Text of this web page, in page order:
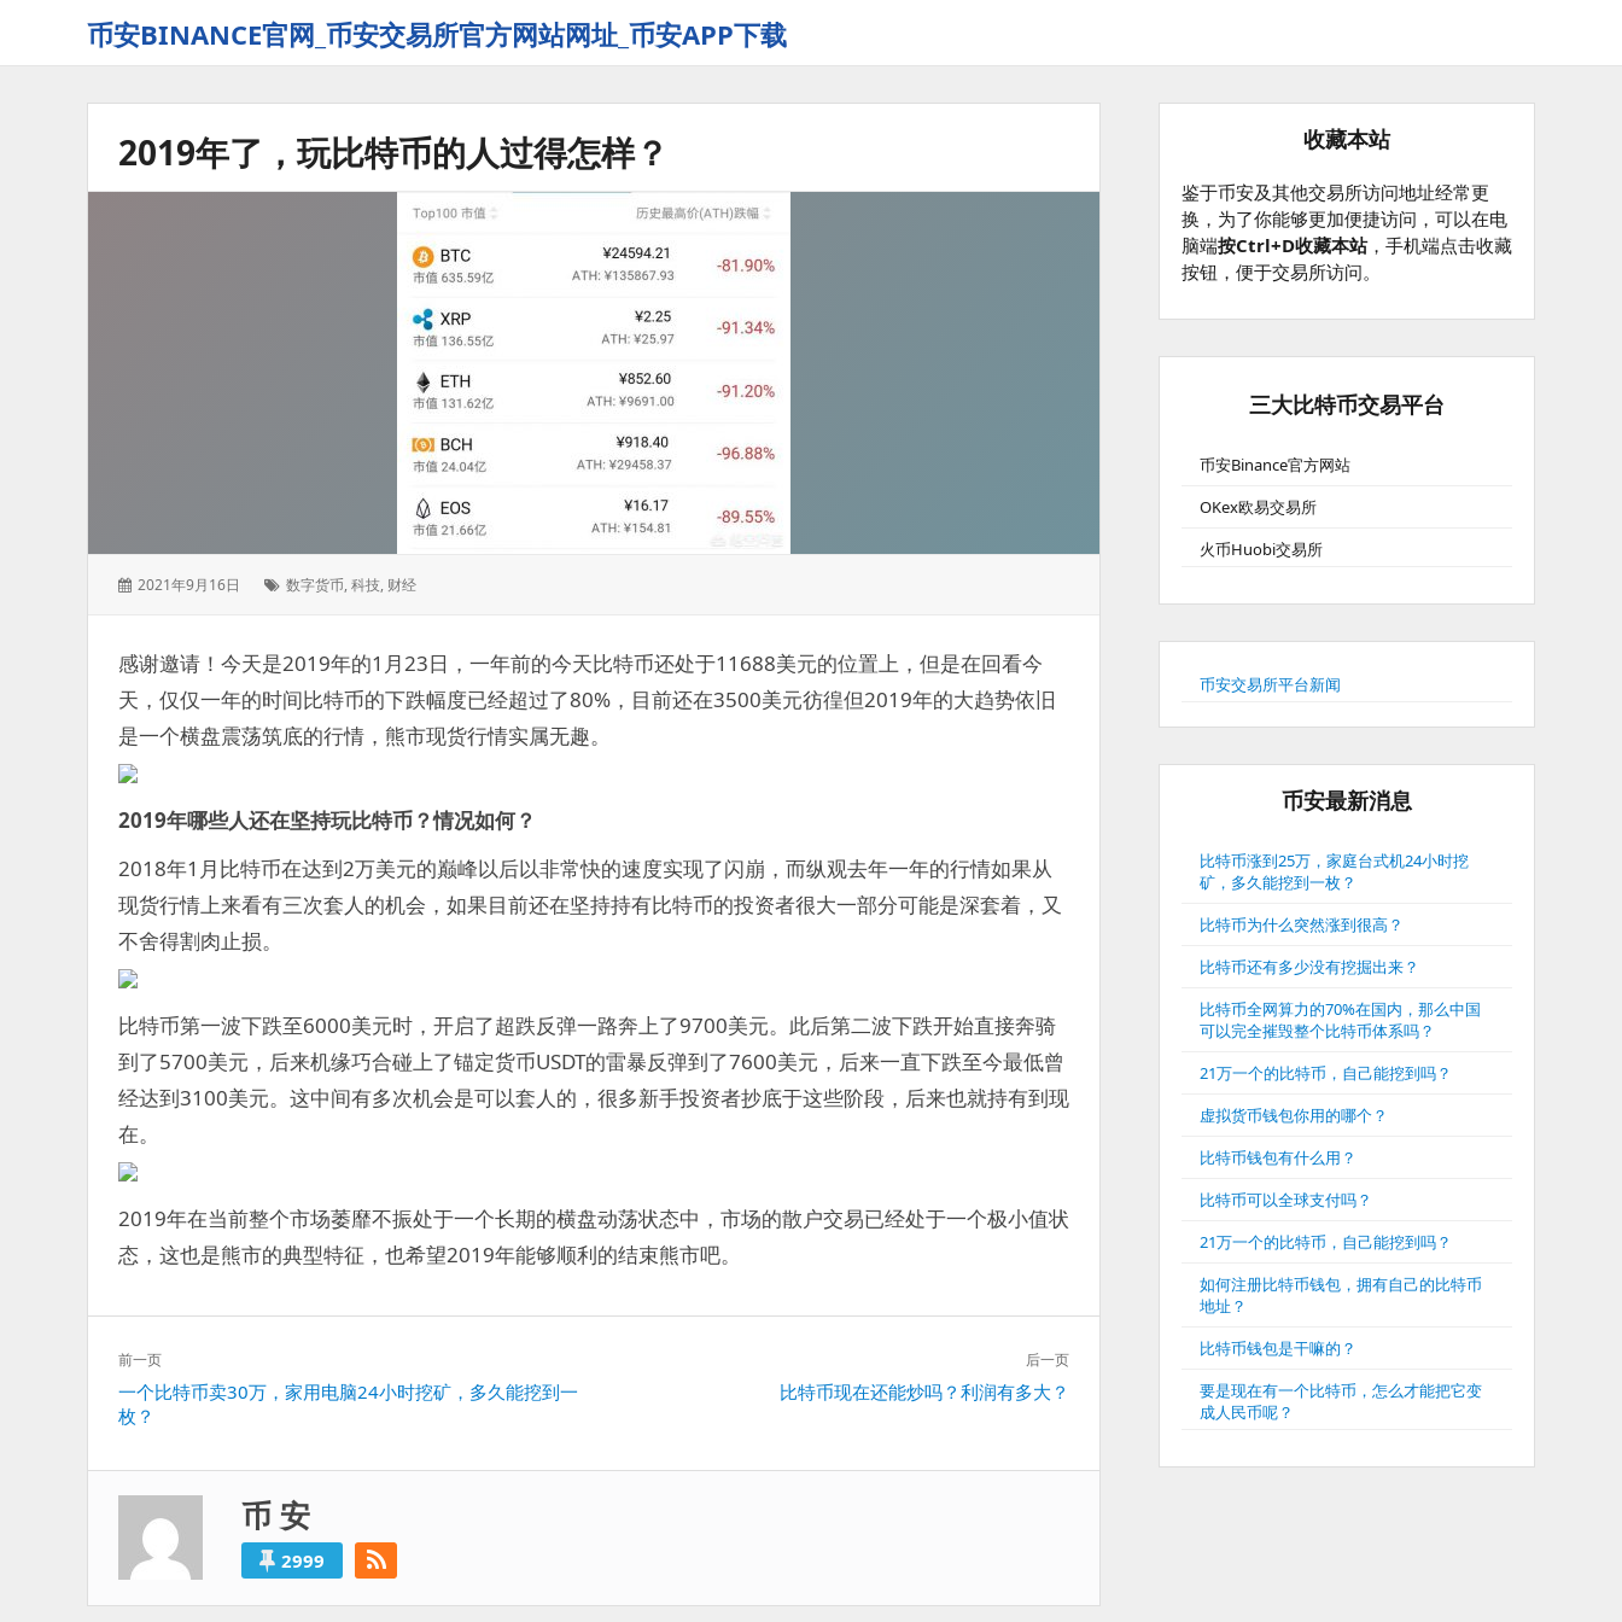
币安BINANCE官网_币安交易所官方网站网址_币安APP下载
2019年了，玩比特币的人过得怎样？
发
2021年9月16日
标
数字货币,科技, 财经
感谢邀请！今天是2019年的1月23日，一年前的今天比特币还处于11688美元的位置上，但是在回看今
天，仅仅一年的时间比特币的下跌幅度已经超过了80%，目前还在3500美元彷徨但2019年的大趋势依旧
是一个横盘震荡筑底的行情，熊市现货行情实属无趣。
2019年哪些人还在坚持玩比特币？情况如何？
2018年1月比特币在达到2万美元的巅峰以后以非常快的速度实现了闪崩，而纵观去年一年的行情如果从
现货行情上来看有三次套人的机会，如果目前还在坚持持有比特币的投资者很大一部分可能是深套着，又
不舍得割肉止损。
比特币第一波下跌至6000美元时，开启了超跌反弹一路奔上了9700美元。此后第二波下跌开始直接奔骑
到了5700美元，后来机缘巧合碰上了锚定货币USDT的雷暴反弹到了7600美元，后来一直下跌至今最低曾
经达到3100美元。这中间有多次机会是可以套人的，很多新手投资者抄底于这些阶段，后来也就持有到现
在。
2019年在当前整个市场萎靡不振处于一个长期的横盘动荡状态中，市场的散户交易已经处于一个极小值状
态，这也是熊市的典型特征，也希望2019年能够顺利的结束熊市吧。
文
章
导
航
前一页
上
一
一个比特币卖30万，家用电脑24小时挖矿，多久能挖到一
枚？
后一页
比特币现在还能炒吗？利润有多大？
币 安
2999
收藏本站
鉴于币安及其他交易所访问地址经常更
换，为了你能够更加便捷访问，可以在电
脑端按Ctrl+D收藏本站，手机端点击收藏
按钮，便于交易所访问。
三大比特币交易平台
币安Binance官方网站
OKex欧易交易所
火币Huobi交易所
币安交易所平台新闻
币安最新消息
比特币涨到25万，家庭台式机24小时挖
矿，多久能挖到一枚？
比特币为什么突然涨到很高？
比特币还有多少没有挖掘出来？
比特币全网算力的70%在国内，那么中国
可以完全摧毁整个比特币体系吗？
21万一个的比特币，自己能挖到吗？
虚拟货币钱包你用的哪个？
比特币钱包有什么用？
比特币可以全球支付吗？
21万一个的比特币，自己能挖到吗？
如何注册比特币钱包，拥有自己的比特币
地址？
比特币钱包是干嘛的？
要是现在有一个比特币，怎么才能把它变
成人民币呢？